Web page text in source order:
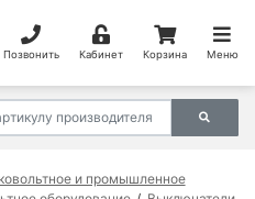
Позвонить Кабинет Корзина Меню
и промышленное